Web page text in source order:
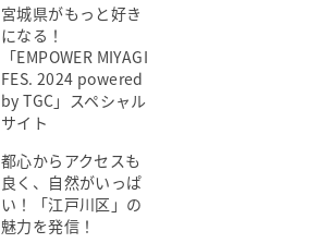
宮城県がもっと好き
になる！
「EMPOWER MIYAGI
FES. 2024 powered
by TGC」スペシャル
サイト
都心からアクセスも
良く、自然がいっぱ
い！「江戸川区」の
魅力を発信！